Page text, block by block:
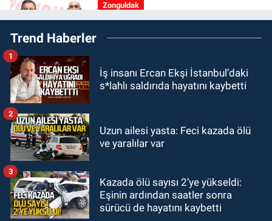
Zonguldak
16:39YENİ Parti Zonguldak'ta
Kurucu İl Yönetim Kurulu belli oldu
15:10
14:44Zonguldak nefes alamıyor.
KARABÜK
13:26
bastırdı. Cumhurbaşkanı Erdoğan
Trend Haberler
İş insanı Ercan Ekşi İstanbul’daki
s*lahlı saldırıda hayatını kaybetti
1
Uzun ailesi yasta: Feci kazada ölü
ve yaralılar var
2
Kazada ölü sayısı 2’ye yükseldi:
Eşinin ardından saatler sonra
sürücü de hayatını kaybetti
3